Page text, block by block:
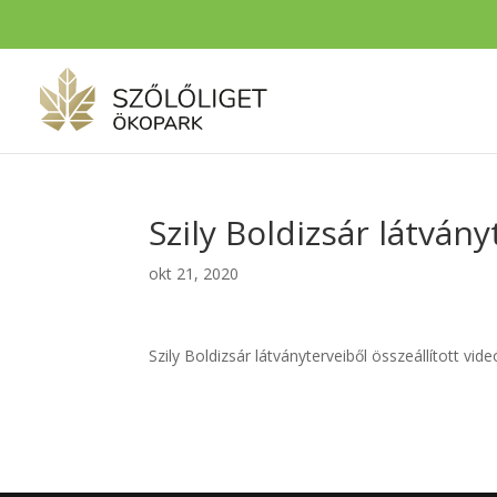
Szily Boldizsár
okt 21, 2020
Szily Boldizsár látványterveiből összeállított